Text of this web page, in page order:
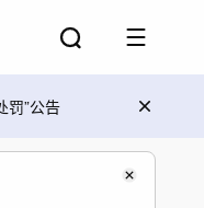
罚”公告